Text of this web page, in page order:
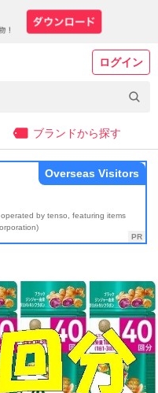
ログイン
ブランドから探す
by tenso, featuring items
Overseas Visitors